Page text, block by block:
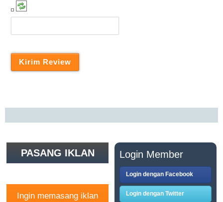
PASANG IKLAN
Ingin memasang iklan
Login Member
Login dengan Facebook
Login dengan Twitter